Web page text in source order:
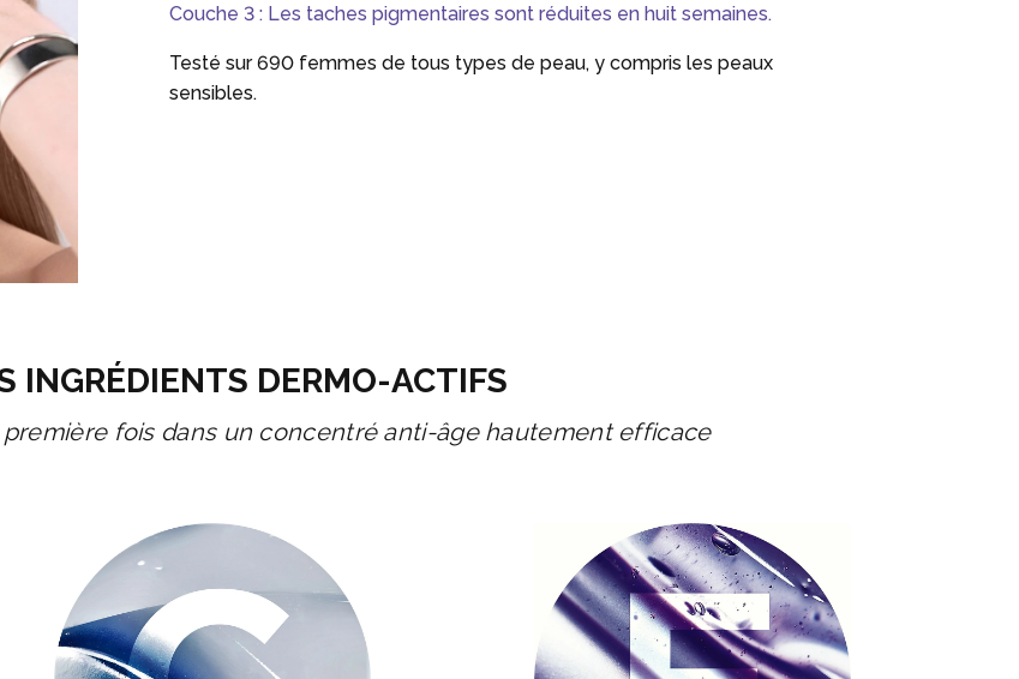
Couche 3 : Les taches pigmentaires sont réduites en huit semaines.
Testé sur 690 femmes de tous types de peau, y compris les peaux
sensibles.
INGRÉDIENTS DERMO-ACTIFS
fois dans un concentré anti-âge hautement efficace